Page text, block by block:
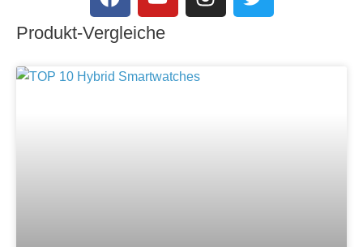
Produkt-Vergleiche